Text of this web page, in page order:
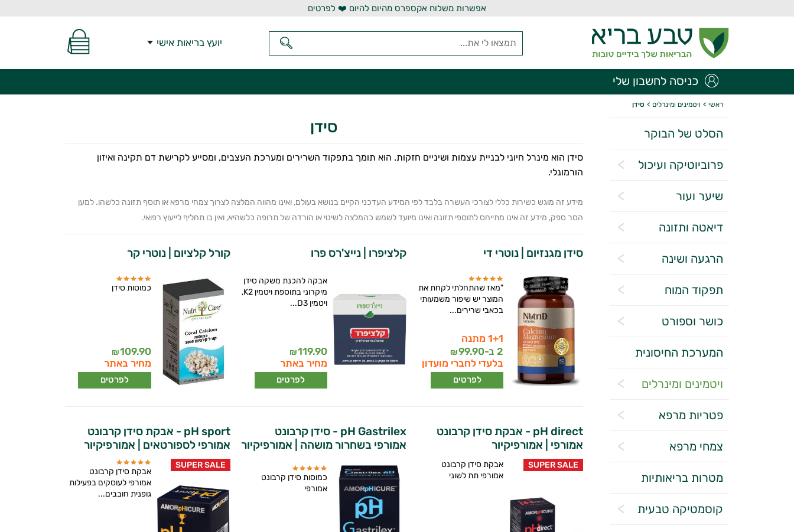
אפשרות משלוח אקספרס מהיום להיום ❤️ לפרטים
יועץ בריאות אישי
כניסה לחשבון שלי
ראשי > ויטמינים ומינרלים > סידן
הסלט של הבוקר
פרוביוטיקה ועיכול
שיער ועור
דיאטה ותזונה
הרגעה ושינה
תפקוד המוח
כושר וספורט
המערכת החיסונית
ויטמינים ומינרלים
פטריות מרפא
צמחי מרפא
מטרות בריאותיות
קוסמטיקה טבעית
סידן
סידן הוא מינרל חיוני לבניית עצמות ושיניים חזקות. הוא תומך בתפקוד השרירים ומערכת העצבים, ומסייע לקרישת דם תקינה ואיזון
הורמונלי.
מידע זה מוגש כשירות כללי לצורכי העשרה בלבד לפי המידע העדכני הקיים בנושא בעולם, ואינו מהווה המלצה לצרוך צמחי מרפא או תוסף תזונה כלשהו. למען
הסר ספק, מידע זה אינו מתייחס לתוספי תזונה ואינו מיועד לשמש כהמלצה לשינוי או הורדה של תרופה כלשהיא, ואין בו תחליף לייעוץ רפואי.
סידן מגנזיום | נוטרי די
"מאז שהתחלתי לקחת את
המוצר יש שיפור משמעותי
בכאבי שרירים...
1+1 מתנה
2 ב-
99.90
₪
בלעדי לחברי מועדון
לפרטים
קלציפרו | נייצ'רס פרו
אבקה להכנת משקה סידן
מיקרוני בתוספת ויטמין K2,
ויטמין D3...
119.90
₪
מחיר באתר
לפרטים
קורל קלציום | נוטרי קר
כמוסות סידן
109.90
₪
מחיר באתר
לפרטים
pH direct - אבקת סידן קרבונט
אמורפי | אמורפיקיור
SUPER SALE
אבקת סידן קרבונט
אמורפי תת לשוני
pH Gastrilex - סידן קרבונט
אמורפי בשחרור מושהה | אמורפיקיור
כמוסות סידן קרבונט
אמורפי
pH sport - אבקת סידן קרבונט
אמורפי לספורטאים | אמורפיקיור
SUPER SALE
אבקת סידן קרבונט
אמורפי לעוסקים בפעילות
גופנית חובבים...